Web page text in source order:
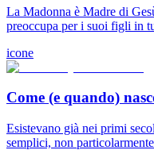
La Madonna è Madre di
preoccupa per i suoi figli in
icone
Come (e quando)
Esistevano già nei primi
semplici, non